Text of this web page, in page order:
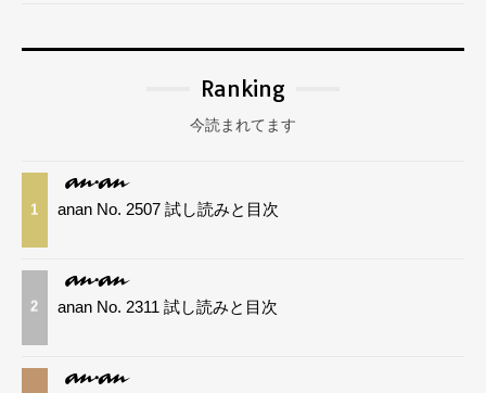
Ranking
今読まれてます
1 anan No. 2507 試し読みと目次
2 anan No. 2311 試し読みと目次